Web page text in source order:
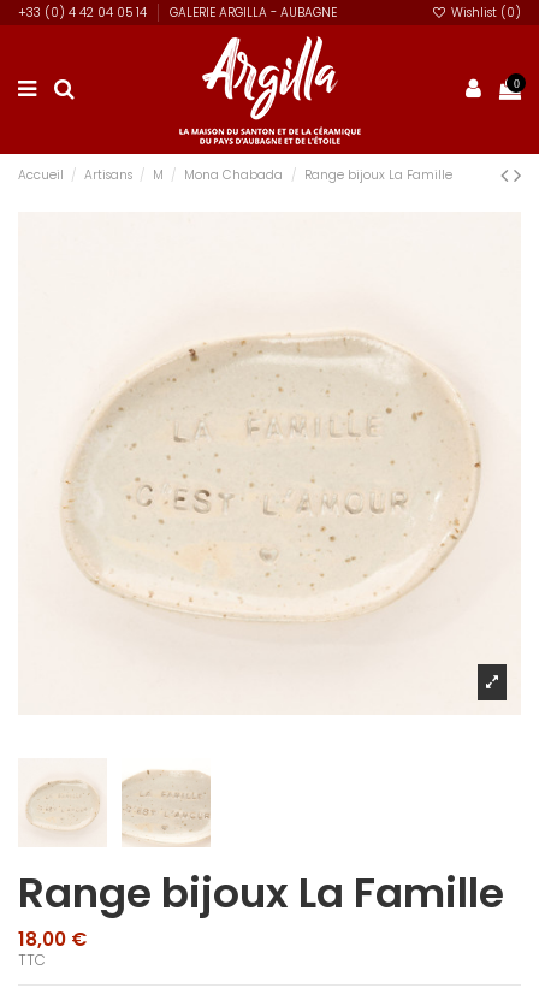
+33 (0) 4 42 04 05 14 GALERIE ARGILLA - AUBAGNE Wishlist (0)
0
Accueil Artisans M Mona Chabada Range bijoux La Famille
Range bijoux La Famille
18,00 €
TTC